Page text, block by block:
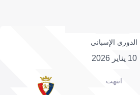
الدوري الإسباني
10 يناير 2026
انتهت